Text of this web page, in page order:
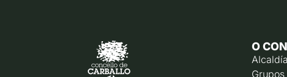
O
Alcaldía